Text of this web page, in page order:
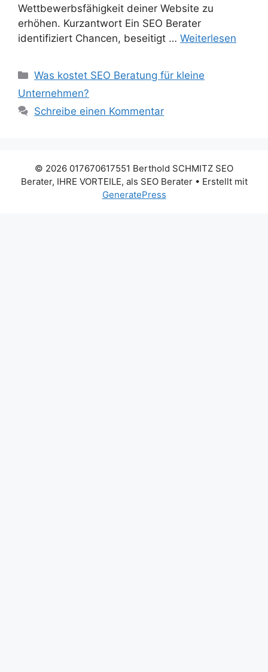
Wettbewerbsfähigkeit deiner Website zu
erhöhen. Kurzantwort Ein SEO Berater
identifiziert Chancen, beseitigt … Weiterlesen
Kategorien
Was kostet SEO Beratung für kleine
Unternehmen?
Schreibe einen Kommentar
© 2026 017670617551 Berthold SCHMITZ SEO
Berater, IHRE VORTEILE, als SEO Berater• Erstellt mit
GeneratePress